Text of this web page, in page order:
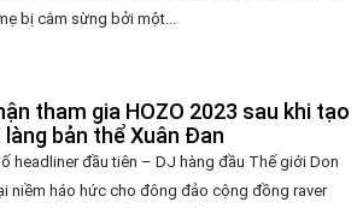
bị cắm sừng bởi một...
tham gia HOZO 2023 sau khi tạo
bản thể Xuân Đan
headliner đầu tiên – DJ hàng đầu Thế giới Don
niềm háo hức cho đông đảo cộng đồng raver